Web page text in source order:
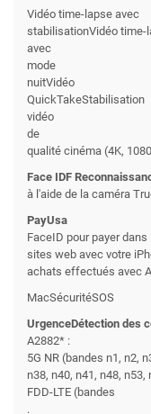
Vidéo time-lapse avec
stabilisationVidéo time-
avec
mode
nuitVidéo
QuickTakeStabilisation
vidéo
de
qualité cinéma (4K,
Face IDF
à l'aide de la caméra
PayUsa
FaceID pour payer
sites web avec votre
achats effectués avec
MacSécuritéSOS
UrgenceDétection des
A2882* :
5G NR (bandes n1, n2,
n38, n40, n41, n48,
FDD-LTE (bandes
.